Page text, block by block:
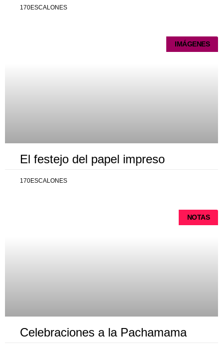
170ESCALONES
IMÁGENES
El festejo del papel impreso
170ESCALONES
NOTAS
Celebraciones a la Pachamama